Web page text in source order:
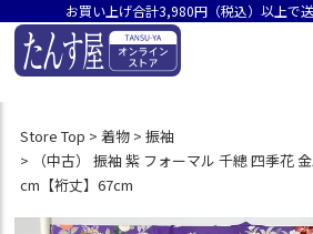
お買い上げ合計3,980円（税込）以上で送
Store Top 着物
振袖
（中古） 振袖 紫 フォーマル 千總 四季花
cm【裄丈】67cm